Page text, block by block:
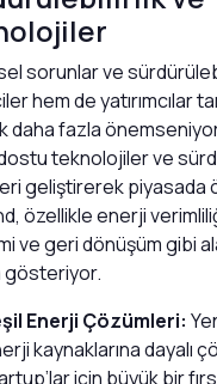
sorunlar ve
hem de yatırımcılar
daha fazla
teknolojiler ve
geliştirerek piyasada
özellikle enerji
ve geri dönüşüm gibi
gösteriyor.
Enerji Çözümleri:
kaynaklarına dayalı
için büyük bir